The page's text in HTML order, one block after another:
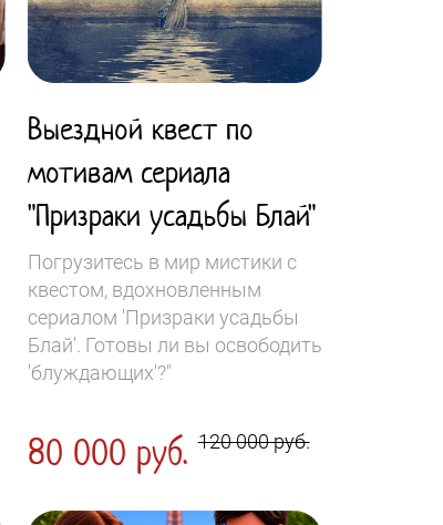
Выездной квест по
мотивам сериала
"Призраки усадьбы Блай"
Погрузитесь в мир мистики с
квестом, вдохновленным
сериалом 'Призраки усадьбы
Блай'. Готовы ли вы освободить
'блуждающих'?"
80 000 руб. 120 000 руб.